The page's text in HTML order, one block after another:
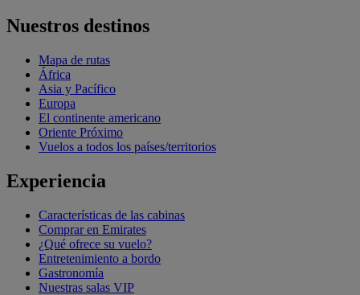
Nuestros destinos
Mapa de rutas
África
Asia y Pacífico
Europa
El continente americano
Oriente Próximo
Vuelos a todos los países/territorios
Experiencia
Características de las cabinas
Comprar en Emirates
¿Qué ofrece su vuelo?
Entretenimiento a bordo
Gastronomía
Nuestras salas VIP